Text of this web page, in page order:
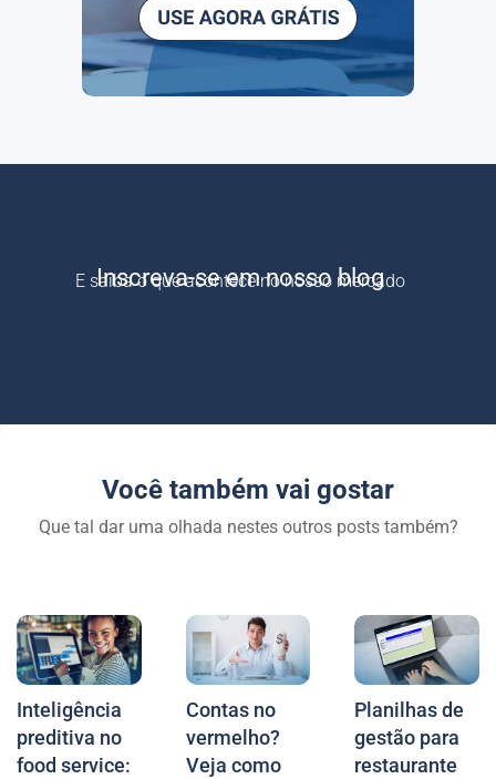
Inscreva-se em nosso blog
E saiba o que acontece no nosso mercado
Você também vai gostar
Que tal dar uma olhada nestes outros posts também?
Inteligência
preditiva no
food service:
Contas no
vermelho?
Veja como
Planilhas de
gestão para
restaurante